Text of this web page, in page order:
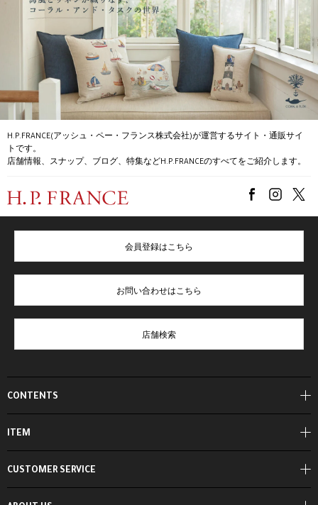
H.P.FRANCE(アッシュ・ペー・フランス株式会社)が運営するサイト・通販サイ
トです。
店舗情報、スナップ、ブログ、特集などH.P.FRANCEのすべてをご紹介します。
CONTENTS
ITEM
会員登録はこちら
お問い合わせはこちら
店舗検索
CUSTOMER SERVICE